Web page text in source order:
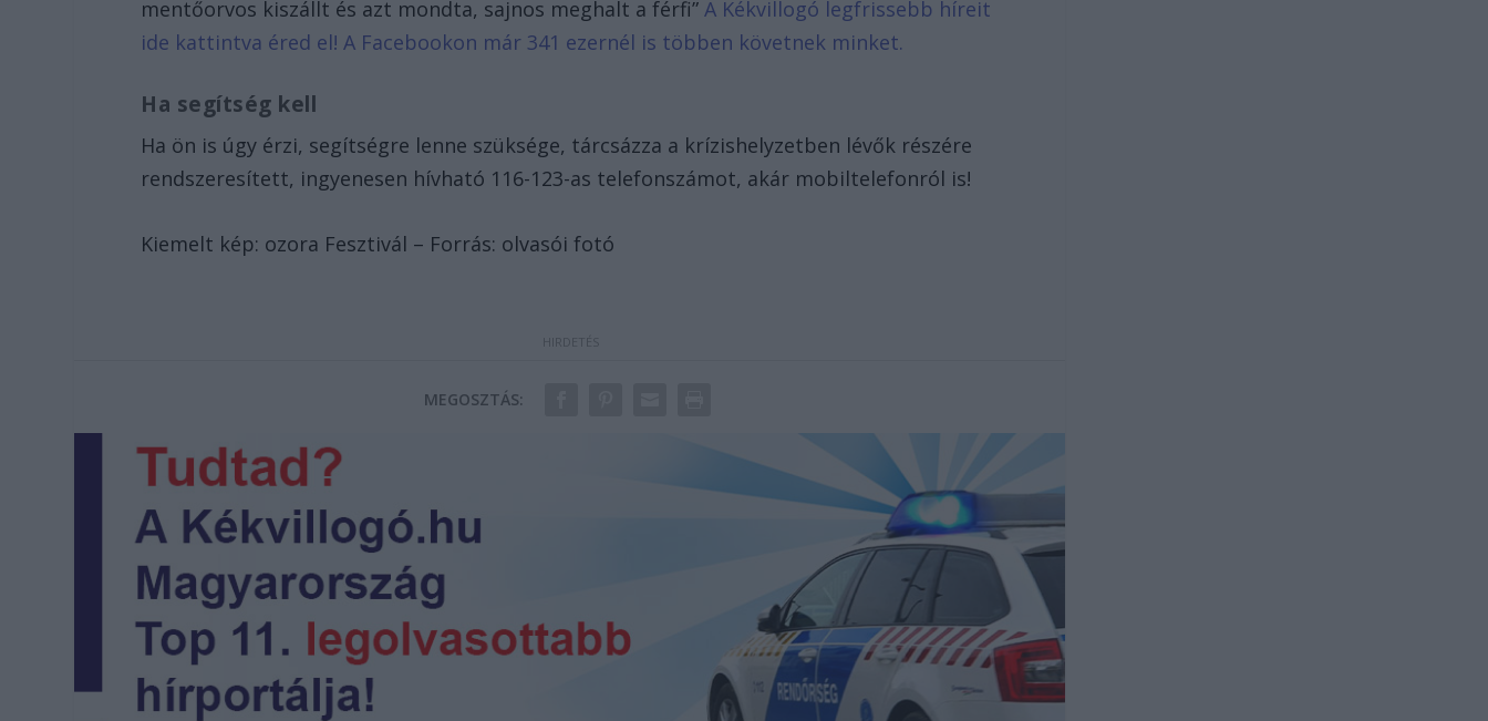
mentőorvos kiszállt és azt mondta, sajnos meghalt a férfi”A Kékvillogó legfrissebb híreit
ide kattintva éred el! A Facebookon már 341 ezernél is többen követnek minket.
Ha segítség kell
Ha ön is úgy érzi, segítségre lenne szüksége, tárcsázza a krízishelyzetben lévők részére
rendszeresített, ingyenesen hívható 116-123-as telefonszámot, akár mobiltelefonról is!
Kiemelt kép: ozora Fesztivál – Forrás: olvasói fotó
MEGOSZTÁS: